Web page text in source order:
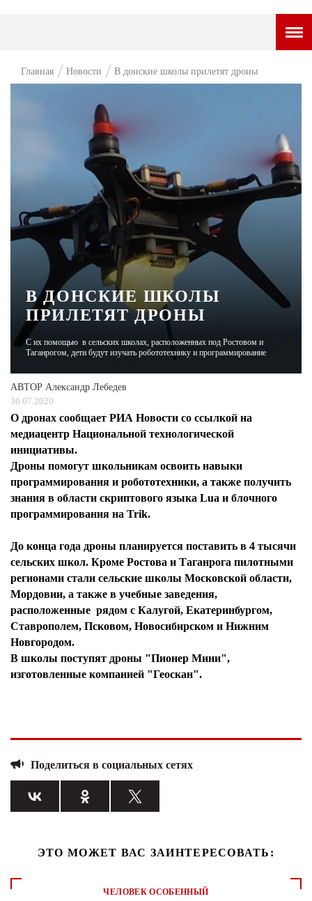
ГОРОДСКОЙ ПОРТАЛ
ТАМ И ТУТ
ЧЕЛОВЕК ОСОБЕННЫЙ
АФИША
ЖУРНАЛ
Главная Новости В донские школы прилетят дроны
В ДОНСКИЕ ШКОЛЫ
ПРИЛЕТЯТ ДРОНЫ
С их помощью в сельских школах, расположенных под Ростовом и
Таганрогом, дети будут изучать робототехнику и программирование
АВТОР Александр Лебедев
30.07.2020
О дронах сообщает РИА Новости со ссылкой на
медиацентр Национальной технологической
инициативы.
Дроны помогут школьникам освоить навыки
программирования и робототехники, а также получить
знания в области скриптового языка Lua и блочного
программирования на Trik.
До конца года дроны планируется поставить в 4 тысячи
сельских школ. Кроме Ростова и Таганрога пилотными
регионами стали сельские школы Московской области,
Мордовии, а также в учебные заведения,
расположенные рядом с Калугой, Екатеринбургом,
Ставрополем, Псковом, Новосибирском и Нижним
Новгородом.
В школы поступят дроны "Пионер Мини",
изготовленные компанией "Геоскан".
Поделиться в социальных сетях
ЭТО МОЖЕТ ВАС ЗАИНТЕРЕСОВАТЬ:
ЧЕЛОВЕК ОСОБЕННЫЙ